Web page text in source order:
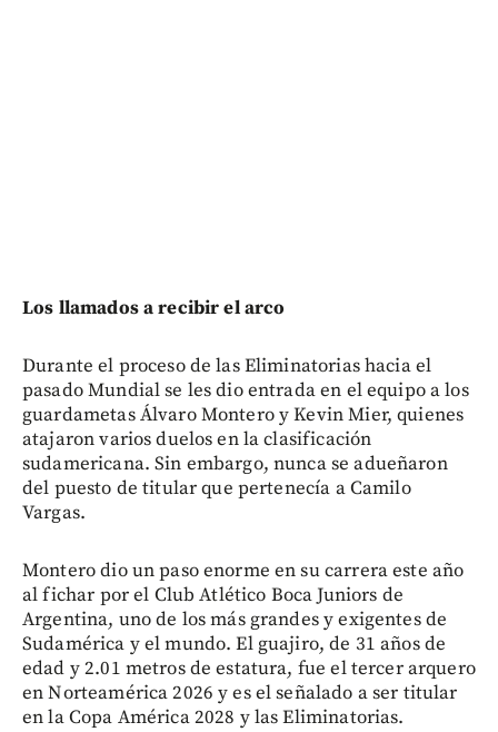
Los llamados a recibir el arco
Durante el proceso de las Eliminatorias hacia el
pasado Mundial se les dio entrada en el equipo a los
guardametas Álvaro Montero y Kevin Mier, quienes
atajaron varios duelos en la clasificación
sudamericana. Sin embargo, nunca se adueñaron
del puesto de titular que pertenecía a Camilo
Vargas.
Montero dio un paso enorme en su carrera este año
al fichar por el Club Atlético Boca Juniors de
Argentina, uno de los más grandes y exigentes de
Sudamérica y el mundo. El guajiro, de 31 años de
edad y 2.01 metros de estatura, fue el tercer arquero
en Norteamérica 2026 y es el señalado a ser titular
en la Copa América 2028 y las Eliminatorias.